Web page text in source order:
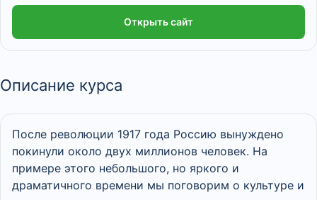
Открыть сайт
Описание курса
После революции 1917 года Россию вынуждено
покинули около двух миллионов человек. На
примере этого небольшого, но яркого и
драматичного времени мы поговорим о культуре и